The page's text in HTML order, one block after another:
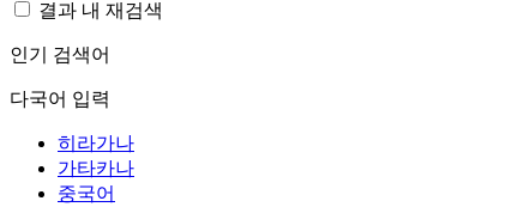
결과 내 재검색
인기 검색어
다국어 입력
히라가나
가타카나
중국어